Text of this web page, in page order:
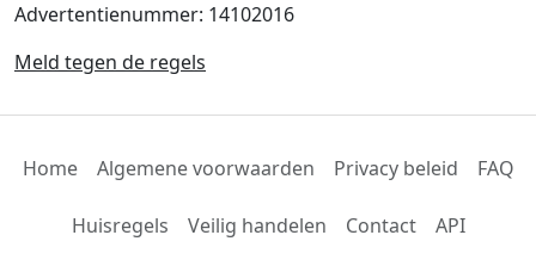
Advertentienummer: 14102016
Meld tegen de regels
Home Algemene voorwaarden Privacy beleid FAQ
Huisregels Veilig handelen Contact API